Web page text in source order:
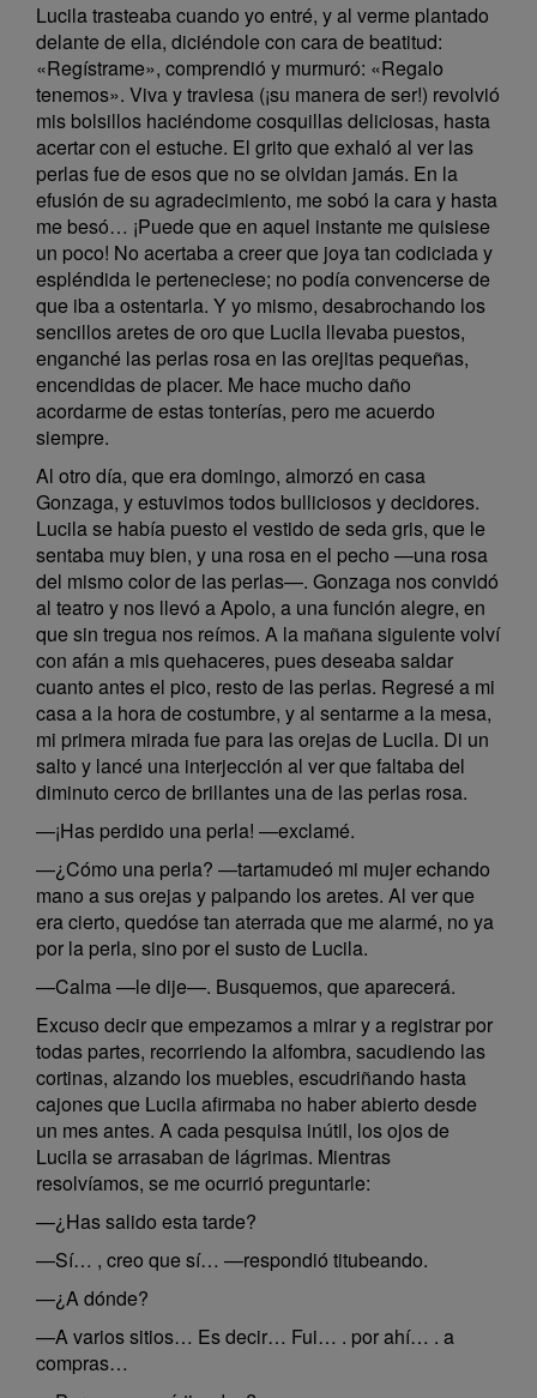
Lucila trasteaba cuando yo entré, y al verme plantado
delante de ella, diciéndole con cara de beatitud:
«Regístrame», comprendió y murmuró: «Regalo
tenemos». Viva y traviesa (¡su manera de ser!) revolvió
mis bolsillos haciéndome cosquillas deliciosas, hasta
acertar con el estuche. El grito que exhaló al ver las
perlas fue de esos que no se olvidan jamás. En la
efusión de su agradecimiento, me sobó la cara y hasta
me besó… ¡Puede que en aquel instante me quisiese
un poco! No acertaba a creer que joya tan codiciada y
espléndida le perteneciese; no podía convencerse de
que iba a ostentarla. Y yo mismo, desabrochando los
sencillos aretes de oro que Lucila llevaba puestos,
enganché las perlas rosa en las orejitas pequeñas,
encendidas de placer. Me hace mucho daño
acordarme de estas tonterías, pero me acuerdo
siempre.
Al otro día, que era domingo, almorzó en casa
Gonzaga, y estuvimos todos bulliciosos y decidores.
Lucila se había puesto el vestido de seda gris, que le
sentaba muy bien, y una rosa en el pecho —una rosa
del mismo color de las perlas—. Gonzaga nos convidó
al teatro y nos llevó a Apolo, a una función alegre, en
que sin tregua nos reímos. A la mañana siguiente volví
con afán a mis quehaceres, pues deseaba saldar
cuanto antes el pico, resto de las perlas. Regresé a mi
casa a la hora de costumbre, y al sentarme a la mesa,
mi primera mirada fue para las orejas de Lucila. Di un
salto y lancé una interjección al ver que faltaba del
diminuto cerco de brillantes una de las perlas rosa.
—¡Has perdido una perla! —exclamé.
—¿Cómo una perla? —tartamudeó mi mujer echando
mano a sus orejas y palpando los aretes. Al ver que
era cierto, quedóse tan aterrada que me alarmé, no ya
por la perla, sino por el susto de Lucila.
—Calma —le dije—. Busquemos, que aparecerá.
Excuso decir que empezamos a mirar y a registrar por
todas partes, recorriendo la alfombra, sacudiendo las
cortinas, alzando los muebles, escudriñando hasta
cajones que Lucila afirmaba no haber abierto desde
un mes antes. A cada pesquisa inútil, los ojos de
Lucila se arrasaban de lágrimas. Mientras
resolvíamos, se me ocurrió preguntarle:
—¿Has salido esta tarde?
—Sí… , creo que sí… —respondió titubeando.
—¿A dónde?
—A varios sitios… Es decir… Fui… . por ahí… . a
compras…